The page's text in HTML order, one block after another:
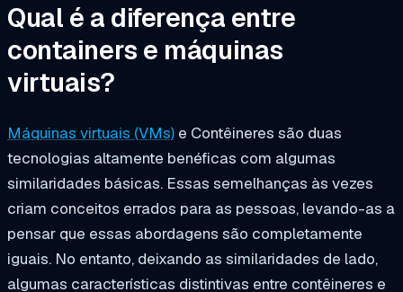
Qual é a diferença entre
containers e máquinas
virtuais?
Máquinas virtuais (VMs) e Contêineres são duas
tecnologias altamente benéficas com algumas
similaridades básicas. Essas semelhanças às vezes
criam conceitos errados para as pessoas, levando-as a
pensar que essas abordagens são completamente
iguais. No entanto, deixando as similaridades de lado,
algumas características distintivas entre contêineres e